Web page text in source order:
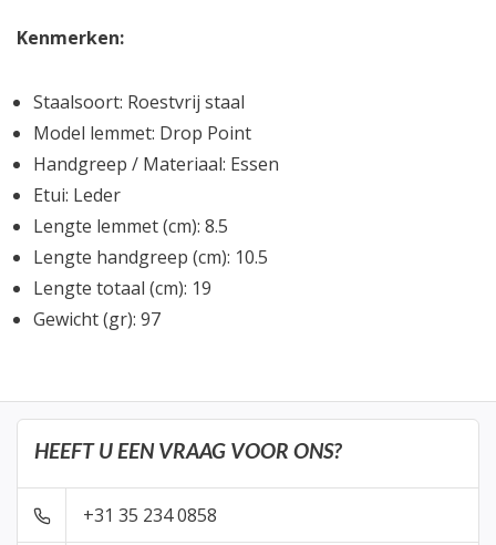
Kenmerken:
Staalsoort: Roestvrij staal
Model lemmet: Drop Point
Handgreep / Materiaal: Essen
Etui: Leder
Lengte lemmet (cm): 8.5
Lengte handgreep (cm): 10.5
Lengte totaal (cm): 19
Gewicht (gr): 97
HEEFT U EEN VRAAG VOOR ONS?
+31 35 234 0858